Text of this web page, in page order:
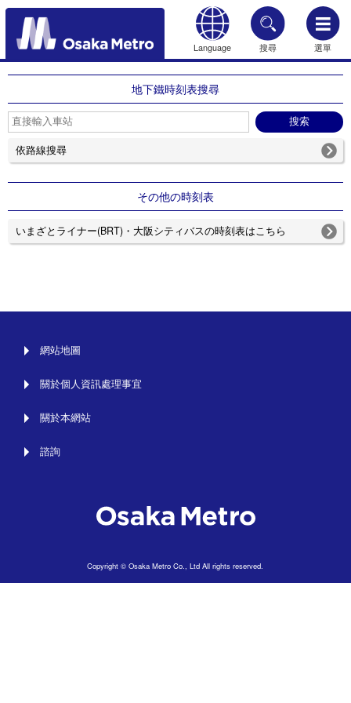
Language 搜尋 選單
HOME
地下鐵時刻表搜尋
依路線搜尋
その他の時刻表
いまざとライナー(BRT)・大阪シティバスの時刻表はこちら
網站地圖
關於個人資訊處理事宜
關於本網站
諮詢
Copyright © Osaka Metro Co., Ltd All rights reserved.